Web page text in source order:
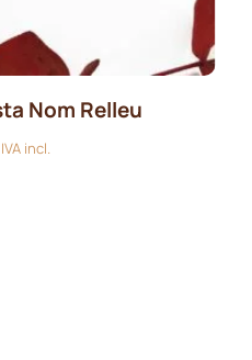
Nom Relleu
IVA incl.